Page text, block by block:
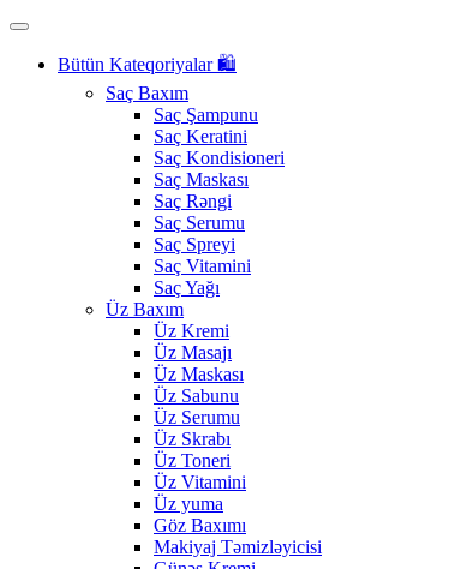
Bütün Kateqoriyalar 🛍️
Saç Baxım
Saç Şampunu
Saç Keratini
Saç Kondisioneri
Saç Maskası
Saç Rəngi
Saç Serumu
Saç Spreyi
Saç Vitamini
Saç Yağı
Üz Baxım
Üz Kremi
Üz Masajı
Üz Maskası
Üz Sabunu
Üz Serumu
Üz Skrabı
Üz Toneri
Üz Vitamini
Üz yuma
Göz Baxımı
Makiyaj Təmizləyicisi